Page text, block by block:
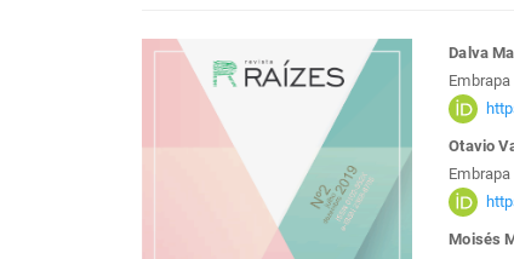
Barra
lateral
artigos
do
Dalva
Embrapa
Otavio
Embrapa
Moisés